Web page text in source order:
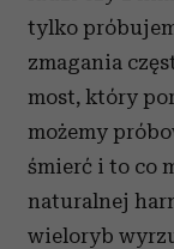
tylko
zmagania
most, który
możemy
śmierć i to co
naturalnej
wieloryb